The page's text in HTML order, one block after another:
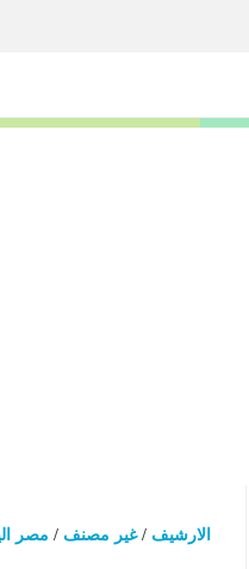
المحتوى
الارشيف /غير مصنف / مصر